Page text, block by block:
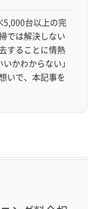
5,000台以上の完
では解決しない
することに情熱
かわからない」
いで、本記事を